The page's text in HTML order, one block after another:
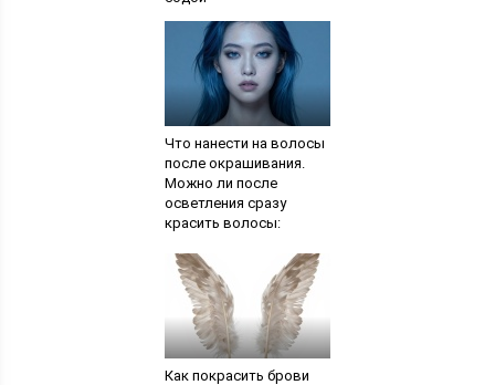
активированным углем.
Как быстро убрать
черные точки на лице в
домашних условиях
содой
Что нанести на волосы
после окрашивания.
Можно ли после
осветления сразу
красить волосы:
структуру волос,
период между
осветлением и
окрашиванием.
Сравнение Ollin и Kaaral
Baco
Как покрасить брови